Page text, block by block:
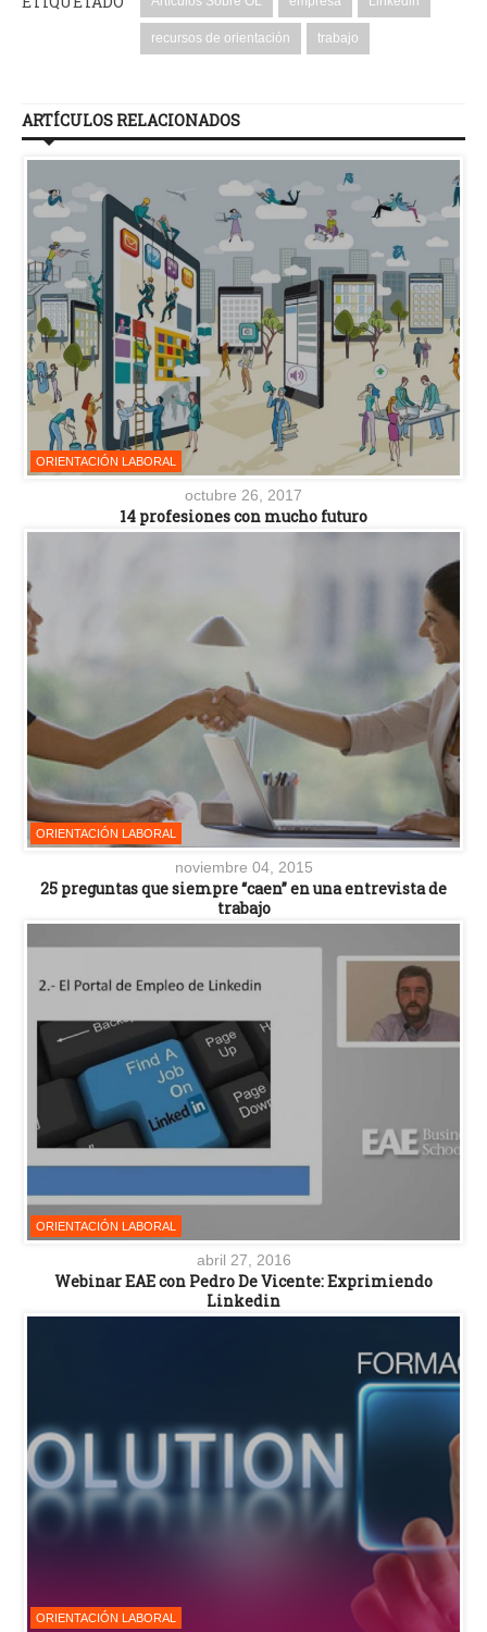
recursos de orientación trabajo
ARTÍCULOS RELACIONADOS
ORIENTACIÓN LABORAL
octubre 26, 2017
14 profesiones con mucho futuro
ORIENTACIÓN LABORAL
noviembre 04, 2015
25 preguntas que siempre “caen” en una entrevista de
trabajo
ORIENTACIÓN LABORAL
abril 27, 2016
Webinar EAE con Pedro De Vicente: Exprimiendo
Linkedin
ORIENTACIÓN LABORAL